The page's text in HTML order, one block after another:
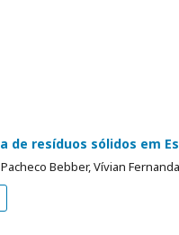
de resíduos sólidos em
Bebber, Vívian